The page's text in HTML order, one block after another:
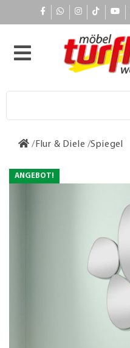
Flur & Diele Spiegel
ANGEBOT!